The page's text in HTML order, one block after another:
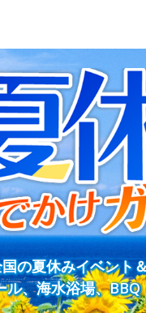
の夏休みイベント
、海水浴場、